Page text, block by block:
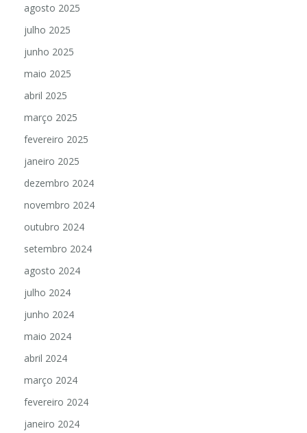
agosto 2025
julho 2025
junho 2025
maio 2025
abril 2025
março 2025
fevereiro 2025
janeiro 2025
dezembro 2024
novembro 2024
outubro 2024
setembro 2024
agosto 2024
julho 2024
junho 2024
maio 2024
abril 2024
março 2024
fevereiro 2024
janeiro 2024